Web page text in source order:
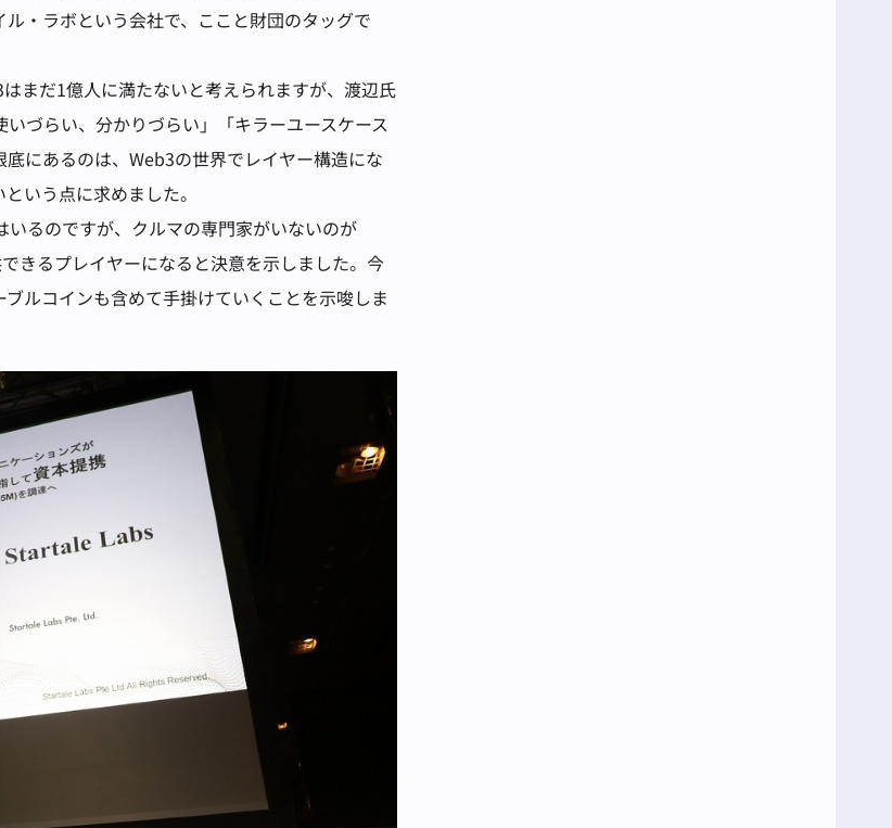
・ラボという会社で、ここと財団のタッグで
まだ1億人に満たないと考えられますが、渡辺氏
づらい、分かりづらい」「キラーユースケース
にあるのは、Web3の世界でレイヤー構造にな
いう点に求めました。
いるのですが、クルマの専門家がいないのが
きるプレイヤーになると決意を示しました。今
ルコインも含めて手掛けていくことを示唆しま